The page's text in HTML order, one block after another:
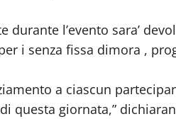
durante l’evento sara’
i senza fissa dimora ,
a ciascun
questa giornata,”